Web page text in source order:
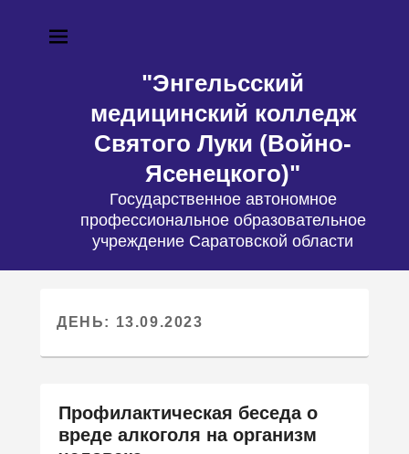
"Энгельсский
медицинский колледж
Святого Луки (Войно-
Ясенецкого)"
Государственное автономное
профессиональное образовательное
учреждение Саратовской области
ДЕНЬ: 13.09.2023
Профилактическая беседа о
вреде алкоголя на организм